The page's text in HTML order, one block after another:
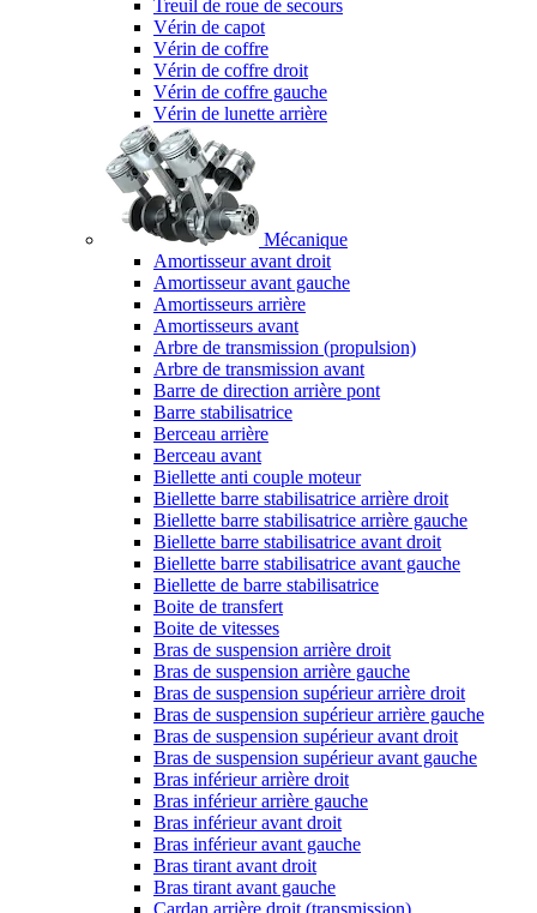
Treuil de roue de secours
Vérin de capot
Vérin de coffre
Vérin de coffre droit
Vérin de coffre gauche
Vérin de lunette arrière
Mécanique
Amortisseur avant droit
Amortisseur avant gauche
Amortisseurs arrière
Amortisseurs avant
Arbre de transmission (propulsion)
Arbre de transmission avant
Barre de direction arrière pont
Barre stabilisatrice
Berceau arrière
Berceau avant
Biellette anti couple moteur
Biellette barre stabilisatrice arrière droit
Biellette barre stabilisatrice arrière gauche
Biellette barre stabilisatrice avant droit
Biellette barre stabilisatrice avant gauche
Biellette de barre stabilisatrice
Boite de transfert
Boite de vitesses
Bras de suspension arrière droit
Bras de suspension arrière gauche
Bras de suspension supérieur arrière droit
Bras de suspension supérieur arrière gauche
Bras de suspension supérieur avant droit
Bras de suspension supérieur avant gauche
Bras inférieur arrière droit
Bras inférieur arrière gauche
Bras inférieur avant droit
Bras inférieur avant gauche
Bras tirant avant droit
Bras tirant avant gauche
Cardan arrière droit (transmission)